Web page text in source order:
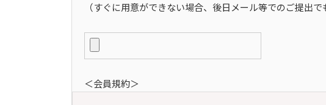
（すぐに用意ができない場合、後日メール等でのご提出で
＜会員規約＞